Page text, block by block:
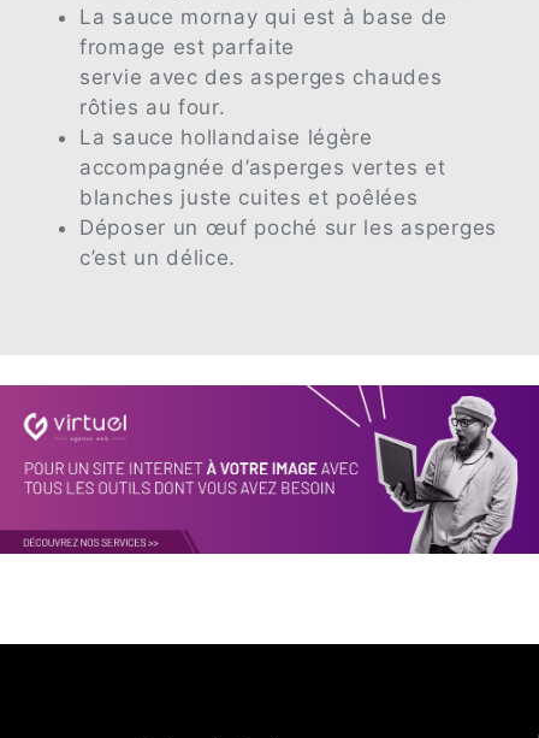
La sauce mornay qui est à base de
fromage est parfaite
servie avec des asperges chaudes
rôties au four.
La sauce hollandaise légère
accompagnée d’asperges vertes et
blanches juste cuites et poêlées
Déposer un œuf poché sur les asperges
c’est un délice.